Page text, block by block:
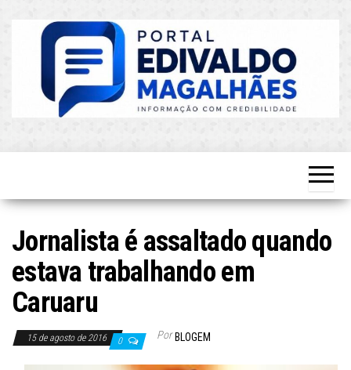
Atualizado!
Jornalista é assaltado quando
estava trabalhando em
Caruaru
15 de agosto de 2016 0 Por BLOGEM